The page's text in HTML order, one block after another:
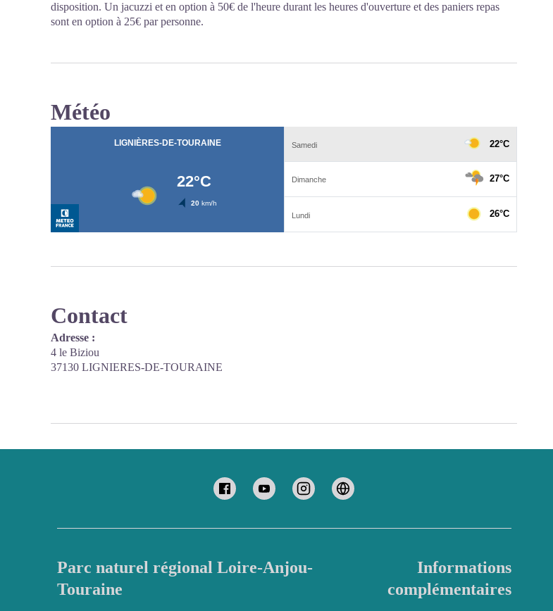
disposition. Un jacuzzi et en option à 50€ de l'heure durant les heures d'ouverture et des paniers repas
sont en option à 25€ par personne.
Météo
Contact
Adresse :
4 le Biziou
37130 LIGNIERES-DE-TOURAINE
Parc naturel régional Loire-Anjou-
Touraine
Informations
complémentaires